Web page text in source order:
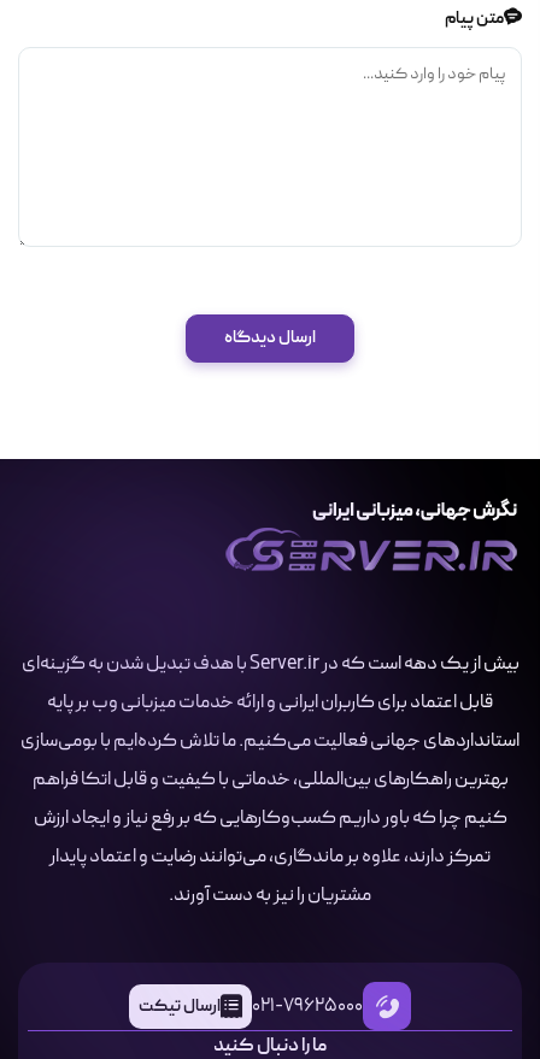
متن پیام
ارسال دیدگاه
بیش از یک دهه است که در Server.ir با هدف تبدیل شدن به گزینه‌ای
قابل اعتماد برای کاربران ایرانی و ارائه خدمات میزبانی وب بر پایه
استانداردهای جهانی فعالیت می‌کنیم. ما تلاش کرده‌ایم با بومی‌سازی
بهترین راهکارهای بین‌المللی، خدماتی با کیفیت و قابل اتکا فراهم
کنیم چرا که باور داریم کسب‌وکارهایی که بر رفع نیاز و ایجاد ارزش
تمرکز دارند، علاوه بر ماندگاری، می‌توانند رضایت و اعتماد پایدار
مشتریان را نیز به دست آورند.
021-79625000 ارسال تیکت
ما را دنبال کنید